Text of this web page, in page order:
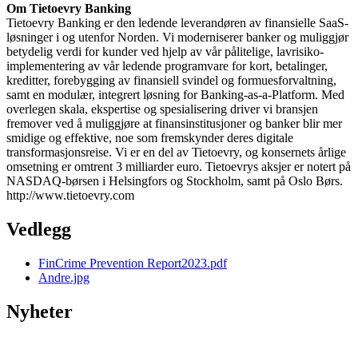
Om Tietoevry Banking
Tietoevry Banking er den ledende leverandøren av finansielle SaaS-
løsninger i og utenfor Norden. Vi moderniserer banker og muliggjør
betydelig verdi for kunder ved hjelp av vår pålitelige, lavrisiko-
implementering av vår ledende programvare for kort, betalinger,
kreditter, forebygging av finansiell svindel og formuesforvaltning,
samt en modulær, integrert løsning for Banking-as-a-Platform. Med
overlegen skala, ekspertise og spesialisering driver vi bransjen
fremover ved å muliggjøre at finansinstitusjoner og banker blir mer
smidige og effektive, noe som fremskynder deres digitale
transformasjonsreise. Vi er en del av Tietoevry, og konsernets årlige
omsetning er omtrent 3 milliarder euro. Tietoevrys aksjer er notert på
NASDAQ-børsen i Helsingfors og Stockholm, samt på Oslo Børs.
http://www.tietoevry.com
Vedlegg
FinCrime Prevention Report2023.pdf
Andre.jpg
Nyheter